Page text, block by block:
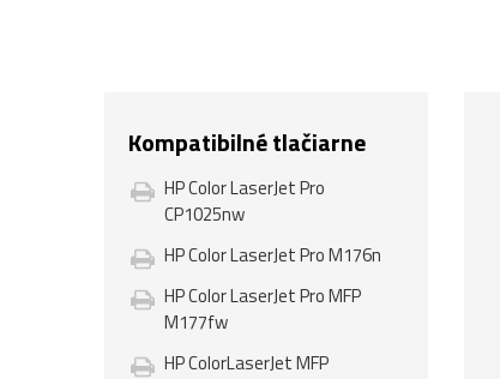
Kompatibilné tlačiarne
HP Color LaserJet Pro
CP1025nw
HP Color LaserJet Pro M176n
HP Color LaserJet Pro MFP
M177fw
HP ColorLaserJet MFP